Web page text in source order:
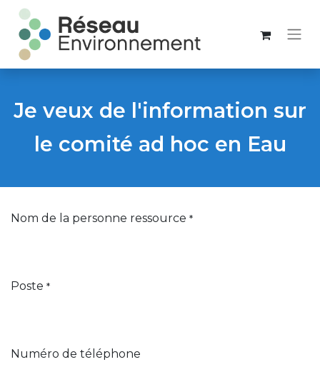
Je veux de l'information sur
le comité ad hoc en Eau
Nom de la personne ressource *
Poste *
Numéro de téléphone